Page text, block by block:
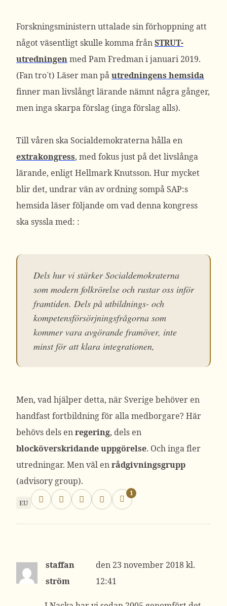
Forskningsministern uttalade sin förhoppning att
något väsentligt skulle komma frånSTRUT-
utredningenmed Pam Fredman i januari 2019.
(Fan tro´t) Läser man påutredningens hemsida
finner man livslångt lärande nämnt några gånger,
men inga skarpa förslag (inga förslag alls).
Till våren ska Socialdemokraterna hålla en
extrakongress, med fokus just på det livslånga
lärande, enligt Hellmark Knutsson. Hur mycket
blir det, undrar vän av ordning sompå SAP:s
hemsida läser följande om vad denna kongress
ska syssla med: :
Dels hur vi stärker Socialdemokraterna
som modern folkrörelse och rustar oss inför
framtiden. Dels på utbildnings- och
kompetensförsörjningsfrågorna som
kommer vara avgörande framöver, inte
minst för att klara integrationen,
Men, vad hjälper detta, när Sverige behöver en
handfast fortbildning för alla medborgare? Här
behövs dels enregering, dels en
blocköverskridande uppgörelse. Och inga fler
utredningar. Men väl enrådgivningsgrupp
(advisory group).
EU
1
staffan
ström
23 november 2018 kl.
12:41